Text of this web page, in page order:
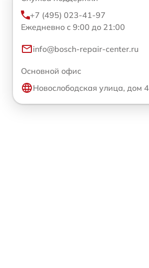
+7 (495) 023-41-97
Ежедневно с 9:00 до 21:00
info@bosch-repair-center.ru
Основной офис
Новослободская улица, дом 4